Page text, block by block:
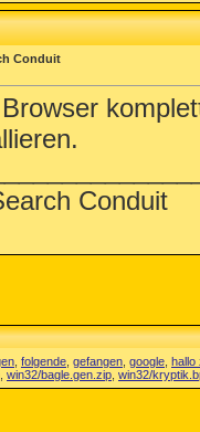
Conduit
Conduit
folgende gefangen google hallo
win32/bagle.gen.zip win32/